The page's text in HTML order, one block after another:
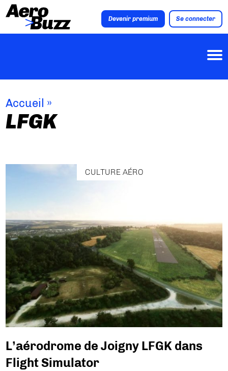
Devenir premium Se connecter
Accueil »
LFGK
CULTURE AÉRO
L’aérodrome de Joigny LFGK dans
Flight Simulator